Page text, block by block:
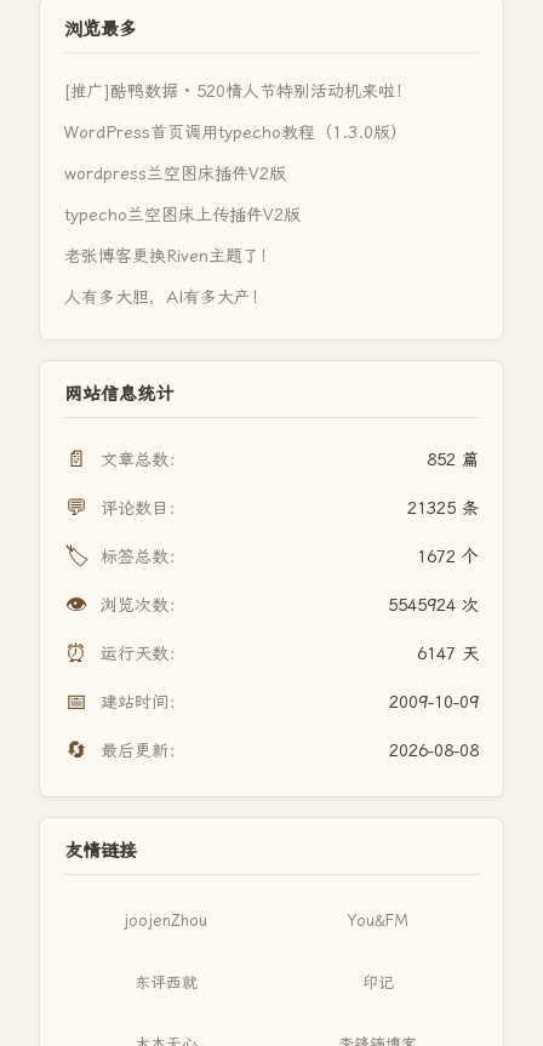
浏览最多
[推广]酷鸭数据 · 520情人节特别活动机来啦！
WordPress首页调用typecho教程（1.3.0版）
wordpress兰空图床插件V2版
typecho兰空图床上传插件V2版
老张博客更换Riven主题了！
人有多大胆，AI有多大产！
网站信息统计
📄 文章总数： 852 篇
💬 评论数目： 21325 条
🏷️ 标签总数： 1672 个
👁️ 浏览次数： 5545924 次
⏰ 运行天数： 6147 天
📅 建站时间： 2009-10-09
🔄 最后更新： 2026-08-08
友情链接
joojenZhou You&FM
东评西就 印记